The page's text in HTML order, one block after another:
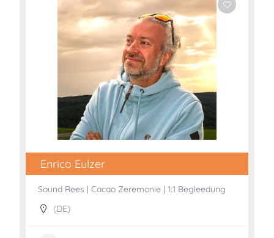
Enrico Eulzer
Sound Rees | Cacao Zeremonie | 1:1 Begleedung
(DE)